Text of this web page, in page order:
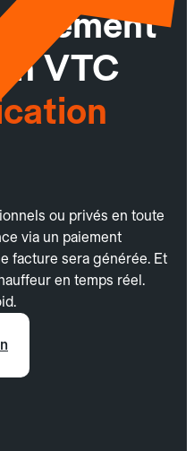
VTC
ou privés en toute
via un paiement
facture sera générée. Et
en temps réel.